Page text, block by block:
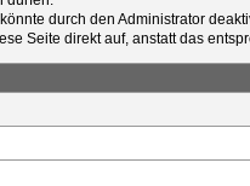
könnte durch den Administrator
Seite direkt auf, anstatt das